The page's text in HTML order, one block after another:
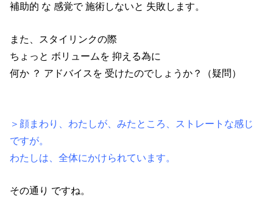
補助的 な 感覚で 施術しないと 失敗します。
また、スタイリンクの際
ちょっと ボリュームを 抑える為に
何か ？ アドバイスを 受けたのでしょうか？（疑問）
＞顔まわり、わたしが、みたところ、ストレートな感じ
ですが。
わたしは、全体にかけられています。
その通り ですね。